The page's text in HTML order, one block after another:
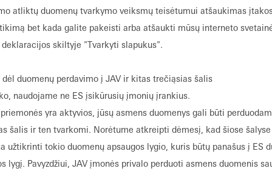
atliekami su objektu susiję bandymai.
2021 m.„Schüco“
užtikrindama veiksmingą
„Schüco“ siūlo savo
2003 m.Naudojant „e-
valdomi ne rankena, o
2005 m.„Schüco“
nepriklausoma ir
ir bandymų laboratorija.
atliktų duomenų tvarkymo veiksmų teisėtumui atšaukimas
bet kada galite pakeisti arba atšaukti mūsų interneto
skiltyje "Tvarkyti slapukus".
dėl duomenų perdavimo į JAV ir kitas trečiąsias šalis
naudojame ne ES įsikūrusių įmonių įrankius.
yra aktyvios, jūsų asmens duomenys gali būti
šalis ir ten tvarkomi. Norėtume atkreipti dėmesį, kad šiose šalyse
užtikrinti tokio duomenų apsaugos lygio, kuris būtų panašus į ES
lygį. Pavyzdžiui, JAV įmonės privalo perduoti asmens duomenis